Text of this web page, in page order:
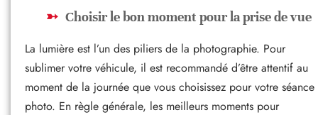
Choisir le bon moment pour la prise de vue
La lumière est l’un des piliers de la photographie. Pour
sublimer votre véhicule, il est recommandé d’être attentif au
moment de la journée que vous choisissez pour votre séance
photo. En règle générale, les meilleurs moments pour